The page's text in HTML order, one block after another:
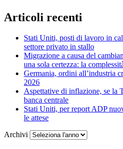
Articoli recenti
Stati Uniti, posti di lavoro in
settore privato in stallo
Migrazione a causa del
una sola certezza: la
Germania, ordini all’industria
2026
Aspettative di inflazione, se la
banca centrale
Stati Uniti, per report ADP
le attese
Archivi